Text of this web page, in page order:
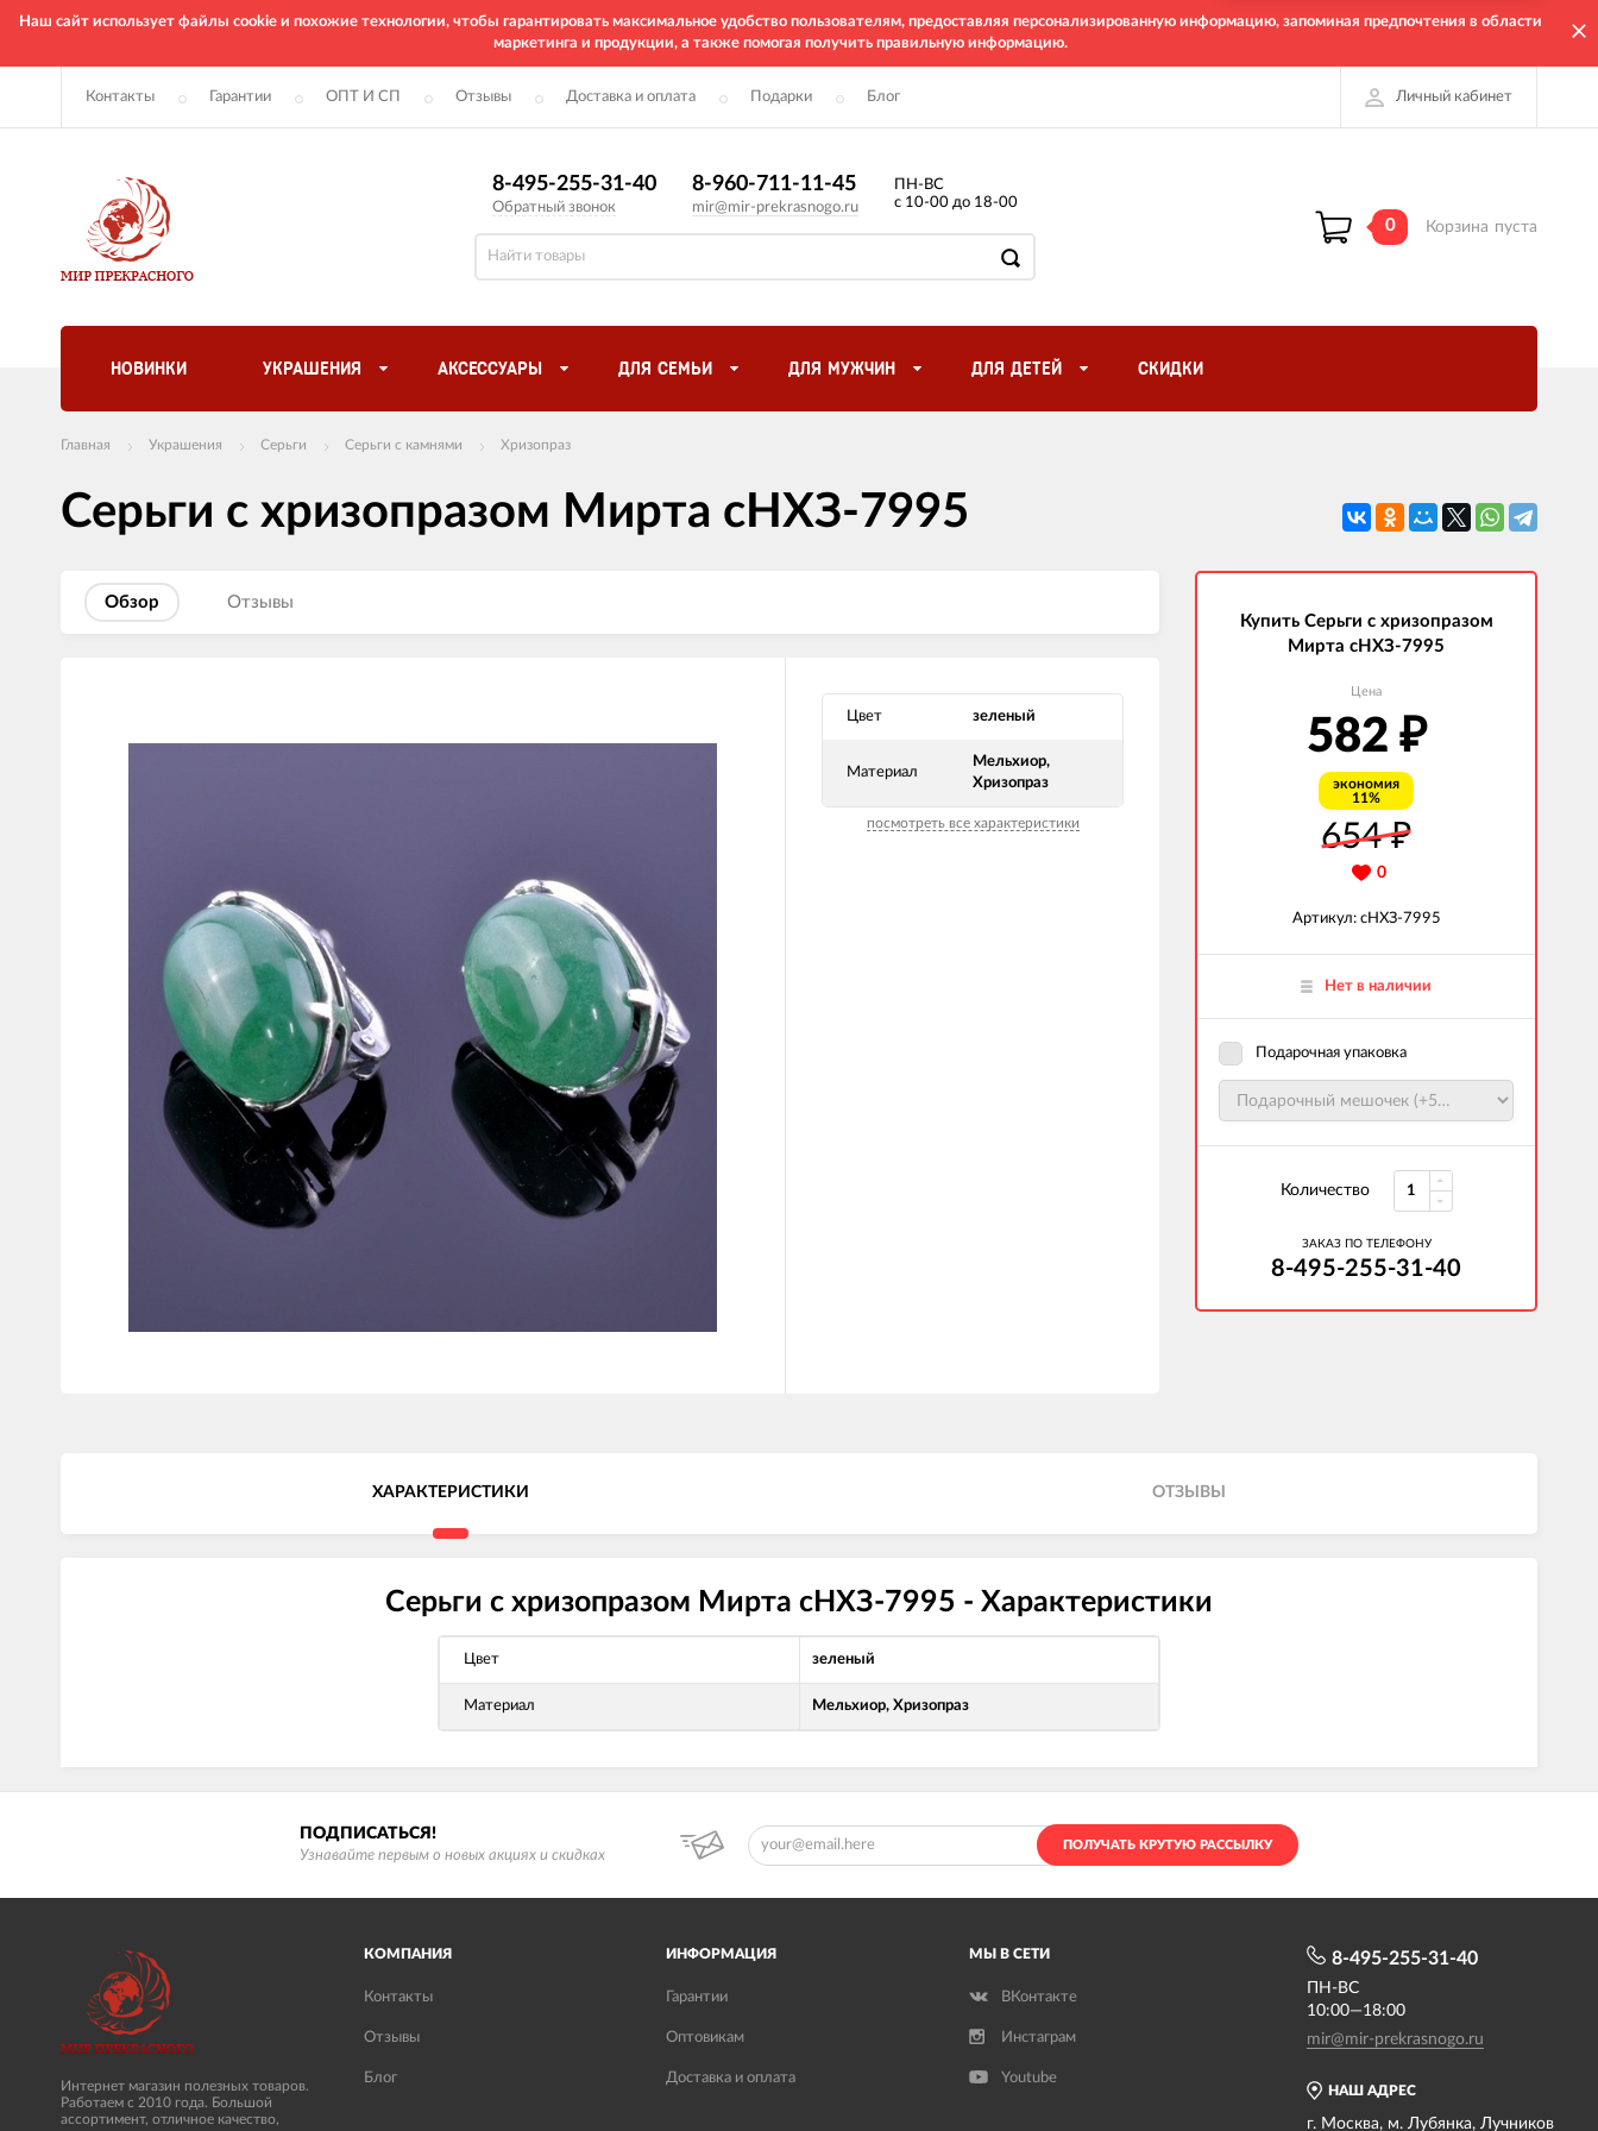
Наш сайт использует файлы cookie и похожие технологии, чтобы гарантировать максимальное удобство пользователям, предоставляя персонализированную информацию, запоминая предпочтения в области
маркетинга и продукции, а также помогая получить правильную информацию.
Контакты Гарантии ОПТ И СП Отзывы Доставка и оплата Подарки Блог Личный кабинет
8-495-255-31-40
Обратный звонок
8-960-711-11-45
mir@mir-prekrasnogo.ru
ПН-ВС
с 10-00 до 18-00
0 Корзина пуста
НОВИНКИ УКРАШЕНИЯ АКСЕССУАРЫ ДЛЯ СЕМЬИ ДЛЯ МУЖЧИН ДЛЯ ДЕТЕЙ СКИДКИ
Главная Украшения Серьги Серьги с камнями Хризопраз
Серьги с хризопразом Мирта сНХЗ-7995
Обзор Отзывы
Цвет зеленый
Материал
Мельхиор,
Хризопраз
посмотреть все характеристики
Купить Серьги с хризопразом
Мирта сНХЗ-7995
Цена
582 ₽
экономия
11%
654₽
0
Артикул: сНХЗ-7995
Нет в наличии
Подарочная упаковка
Количество
ЗАКАЗ ПО ТЕЛЕФОНУ
8-495-255-31-40
ХАРАКТЕРИСТИКИ ОТЗЫВЫ
Серьги с хризопразом Мирта сНХЗ-7995 - Характеристики
Цвет зеленый
Материал Мельхиор, Хризопраз
ПОДПИСАТЬСЯ!
Узнавайте первым о новых акциях и скидках
ПОЛУЧАТЬ КРУТУЮ РАССЫЛКУ
Интернет магазин полезных товаров.
Работаем с 2010 года. Большой
ассортимент, отличное качество,
КОМПАНИЯ
Контакты
Отзывы
Блог
ИНФОРМАЦИЯ
Гарантии
Оптовикам
Доставка и оплата
МЫ В СЕТИ
ВКонтакте
Инстаграм
Youtube
НАШ АДРЕС
г. Москва, м. Лубянка, Лучников
8-495-255-31-40
ПН-ВС
10:00—18:00
mir@mir-prekrasnogo.ru